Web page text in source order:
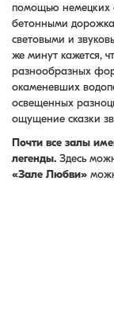
помощью немецких
бетонными
световыми и
же минут кажется,
разнообразных
окаменевших
освещенных
ощущение сказки
Почти все залы
легенды. Здесь
«Зале Любви»